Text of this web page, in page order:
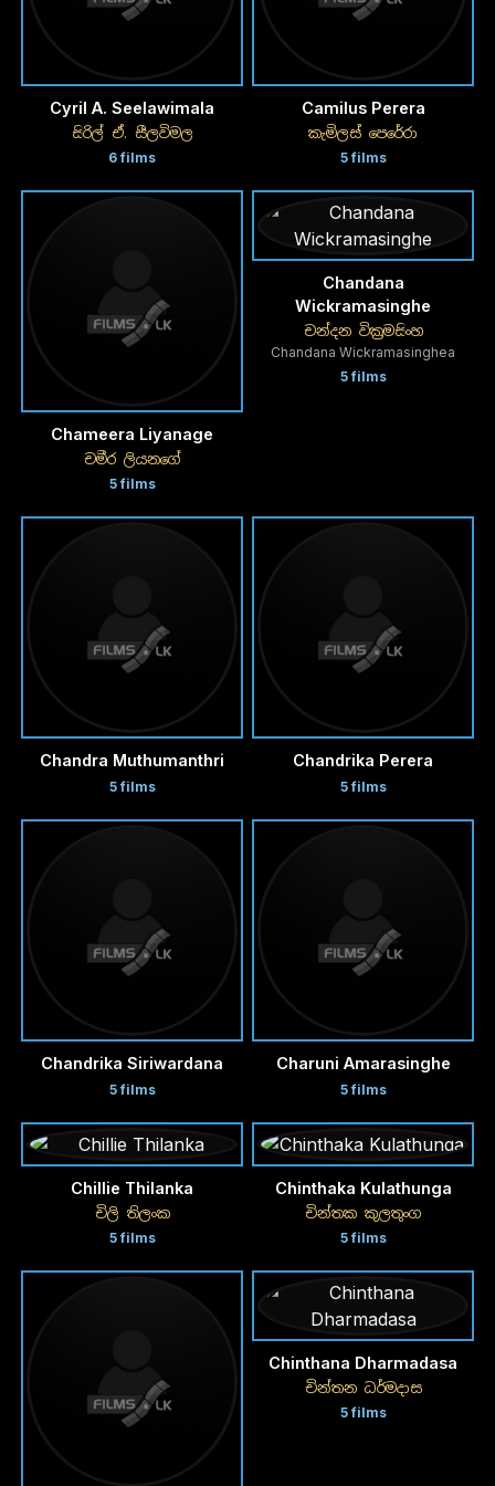
Cyril A. Seelawimala
සිරිල් ඒ. සීලවිමල
6 films
Camilus Perera
කැමිලස් පෙරේරා
5 films
Chameera Liyanage
චමීර ලියනගේ
5 films
Chandana
Wickramasinghe
චන්දන වික්‍රමසිංහ
Chandana Wickramasinghea
5 films
Chandra Muthumanthri
5 films
Chandrika Perera
5 films
Chandrika Siriwardana
5 films
Charuni Amarasinghe
5 films
Chillie Thilanka
චිලි තිලංක
5 films
Chinthaka Kulathunga
චින්තක කුලතුංග
5 films
Chinthana Dharmadasa
චින්තන ධර්මදාස
5 films